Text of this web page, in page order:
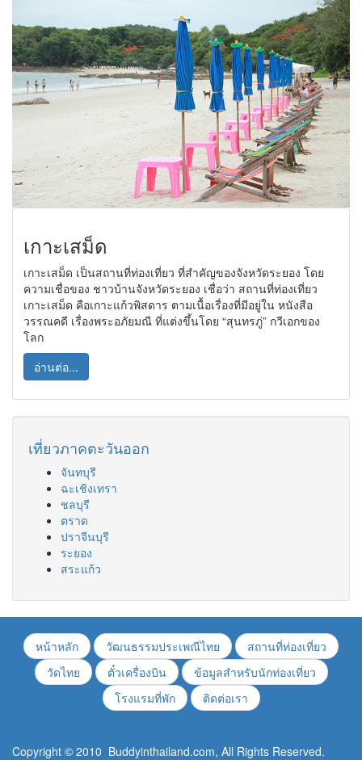
เกาะเสม็ด
เกาะเสม็ด เป็นสถานที่ท่องเที่ยว ที่สำคัญของจังหวัดระยอง โดย
ความเชื่อของ ชาวบ้านจังหวัดระยอง เชื่อว่า สถานที่ท่องเที่ยว
เกาะเสม็ด คือเกาะแก้วพิสดาร ตามเนื้อเรื่องที่มีอยู่ใน หนังสือ
วรรณคดี เรื่องพระอภัยมณี ที่แต่งขึ้นโดย “สุนทรภู่” กวีเอกของ
โลก
อ่านต่อ...
เที่ยวภาคตะวันออก
จันทบุรี
ฉะเชิงเทรา
ชลบุรี
ตราด
ปราจีนบุรี
ระยอง
สระแก้ว
หน้าหลัก วัฒนธรรมประเพณีไทย
สถานที่ท่องเที่ยว
วัดไทย
ตั๋วเครื่องบิน
ข้อมูลสำหรับนักท่องเที่ยว
โรงแรมที่พัก
ติดต่อเรา
Copyright © 2010 Buddyinthailand.com, All Rights Reserved.